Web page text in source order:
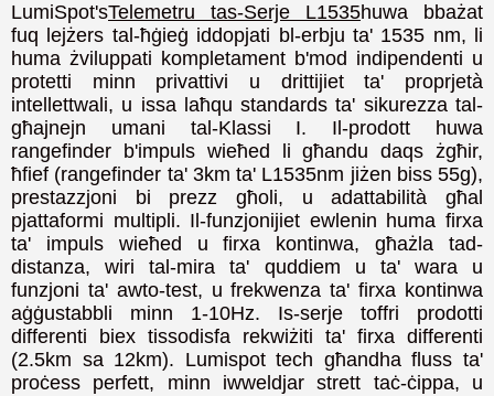
LumiSpot'sTelemetru tas-Serje L1535huwa bbażat
fuq lejżers tal-ħġieġ iddopjati bl-erbju ta' 1535 nm, li
huma żviluppati kompletament b'mod indipendenti u
protetti minn privattivi u drittijiet ta' proprjetà
intellettwali, u issa laħqu standards ta' sikurezza tal-
għajnejn umani tal-Klassi I. Il-prodott huwa
rangefinder b'impuls wieħed li għandu daqs żgħir,
ħfief (rangefinder ta' 3km ta' L1535nm jiżen biss 55g),
prestazzjoni bi prezz għoli, u adattabilità għal
pjattaformi multipli. Il-funzjonijiet ewlenin huma firxa
ta' impuls wieħed u firxa kontinwa, għażla tad-
distanza, wiri tal-mira ta' quddiem u ta' wara u
funzjoni ta' awto-test, u frekwenza ta' firxa kontinwa
aġġustabbli minn 1-10Hz. Is-serje toffri prodotti
differenti biex tissodisfa rekwiżiti ta' firxa differenti
(2.5km sa 12km). Lumispot tech għandha fluss ta'
proċess perfett, minn iwweldjar strett taċ-ċippa, u